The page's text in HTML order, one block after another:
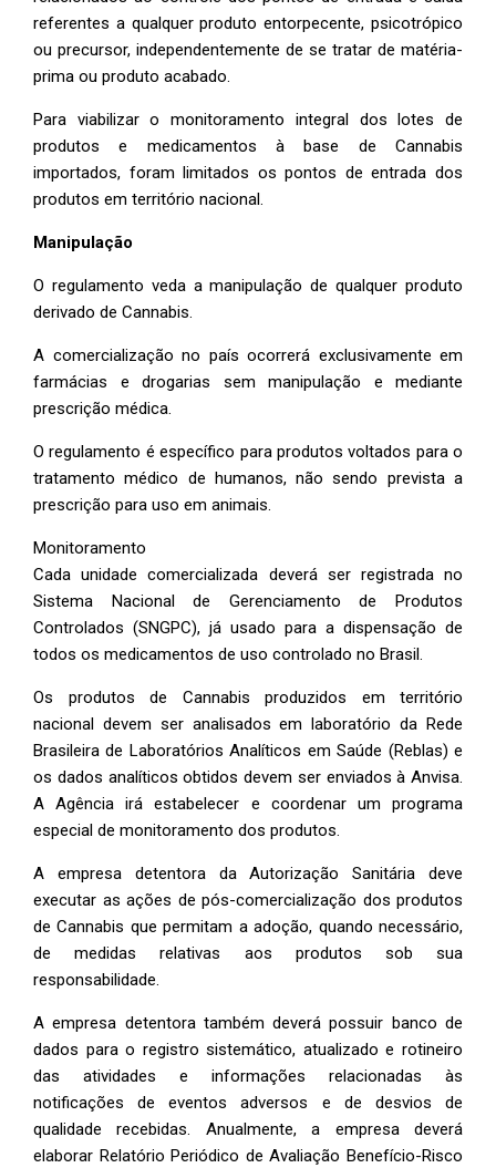
referentes a qualquer produto entorpecente, psicotrópico
ou precursor, independentemente de se tratar de matéria-
prima ou produto acabado.
Para viabilizar o monitoramento integral dos lotes de
produtos e medicamentos à base de Cannabis
importados, foram limitados os pontos de entrada dos
produtos em território nacional.
Manipulação
O regulamento veda a manipulação de qualquer produto
derivado de Cannabis.
A comercialização no país ocorrerá exclusivamente em
farmácias e drogarias sem manipulação e mediante
prescrição médica.
O regulamento é específico para produtos voltados para o
tratamento médico de humanos, não sendo prevista a
prescrição para uso em animais.
Monitoramento
Cada unidade comercializada deverá ser registrada no
Sistema Nacional de Gerenciamento de Produtos
Controlados (SNGPC), já usado para a dispensação de
todos os medicamentos de uso controlado no Brasil.
Os produtos de Cannabis produzidos em território
nacional devem ser analisados em laboratório da Rede
Brasileira de Laboratórios Analíticos em Saúde (Reblas) e
os dados analíticos obtidos devem ser enviados à Anvisa.
A Agência irá estabelecer e coordenar um programa
especial de monitoramento dos produtos.
A empresa detentora da Autorização Sanitária deve
executar as ações de pós-comercialização dos produtos
de Cannabis que permitam a adoção, quando necessário,
de medidas relativas aos produtos sob sua
responsabilidade.
A empresa detentora também deverá possuir banco de
dados para o registro sistemático, atualizado e rotineiro
das atividades e informações relacionadas às
notificações de eventos adversos e de desvios de
qualidade recebidas. Anualmente, a empresa deverá
elaborar Relatório Periódico de Avaliação Benefício-Risco